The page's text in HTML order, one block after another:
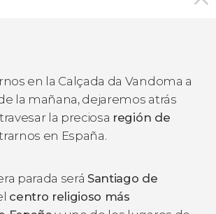
en la Calçada da Vandoma a
la mañana, dejaremos atrás
la preciosa región de
en España.
parada será Santiago de
centro religioso más